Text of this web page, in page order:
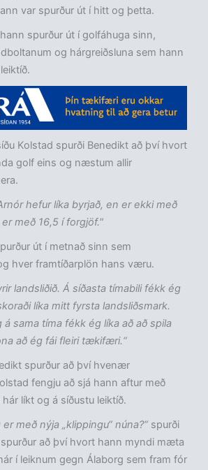
var spurður út í hitt og þetta.
spurður út í golfáhuga sinn,
og hárgreiðsluna sem hann
Kolstad spurði Benedikt að því hvort
golf eins og næstum allir
hefur líka byrjað, en er ekki með
með 16,5 í forgjöf."
út í metnað sinn sem
hver framtíðarplön hans væru.
landsliðið. Á síðasta tímabili fékk ég
líka mitt fyrsta landsliðsmark.
á sama tíma fékk ég líka að að spila
að ég fái fleiri tækifæri.“
spurður að því hvenær
fengju að sjá hann aftur með
líkt og á síðustu leiktíð.
með nýja „klippingu“ núna?“ spurði
að því hvort hann myndi mæta
í leiknum gegn Álaborg sem fram fór